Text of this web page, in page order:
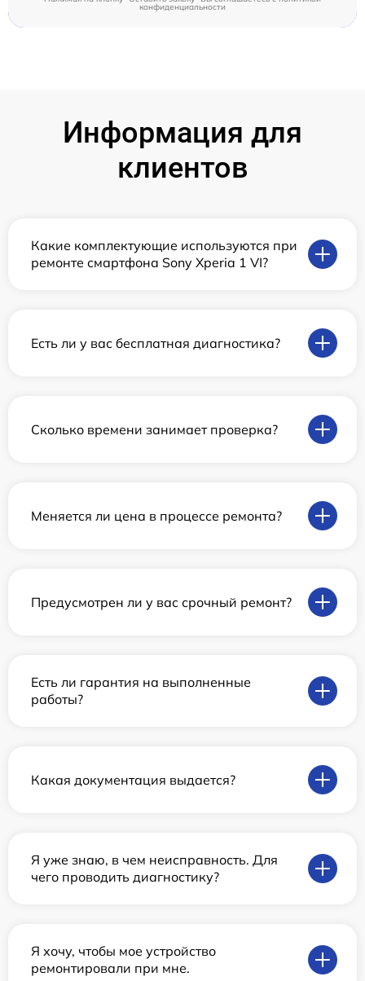
конфиденциальности
Информация для
клиентов
Какие комплектующие используются при
ремонте смартфона Sony Xperia 1 VI?
Есть ли у вас бесплатная диагностика?
Сколько времени занимает проверка?
Меняется ли цена в процессе ремонта?
Предусмотрен ли у вас срочный ремонт?
Есть ли гарантия на выполненные
работы?
Какая документация выдается?
Я уже знаю, в чем неисправность. Для
чего проводить диагностику?
Я хочу, чтобы мое устройство
ремонтировали при мне.